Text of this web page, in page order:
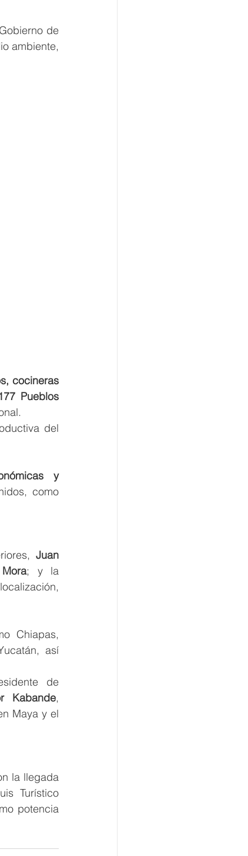
de
ambiente,
cocineras
Pueblos
del
y
como
Juan
; y la
Chiapas,
así
de
Kabande,
Maya y el
la llegada
Turístico
potencia